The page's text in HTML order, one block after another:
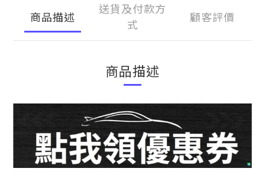
商品描述
送貨及付款方
式
顧客評價
商品描述